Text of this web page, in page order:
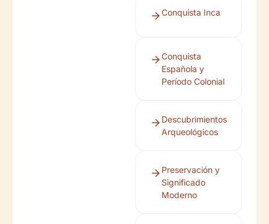
Conquista Inca
Conquista
Española y
Período Colonial
Descubrimientos
Arqueológicos
Preservación y
Significado
Moderno